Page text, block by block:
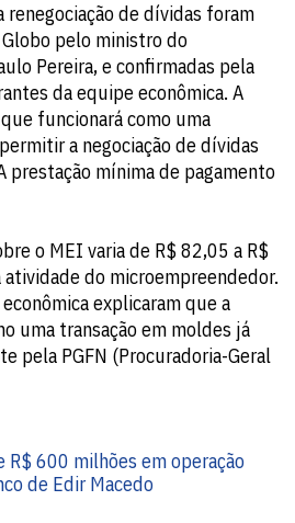
renegociação de dívidas foram
pelo ministro do
Pereira, e confirmadas pela
da equipe econômica. A
funcionará como uma
a negociação de dívidas
prestação mínima de pagamento
o MEI varia de R$ 82,05 a R$
do microempreendedor.
explicaram que a
uma transação em moldes já
pela PGFN (Procuradoria-Geral
R$ 600 milhões em operação
de Edir Macedo